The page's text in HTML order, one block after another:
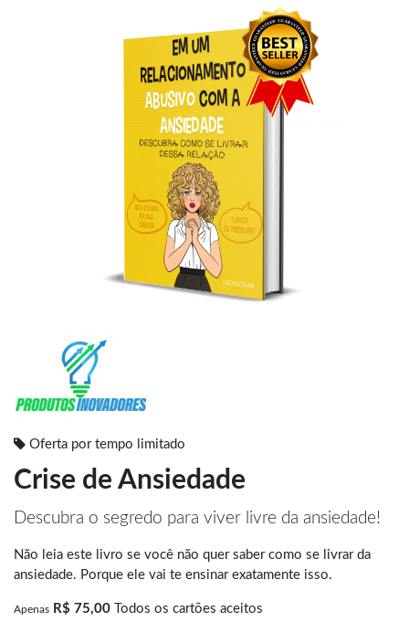
Oferta por tempo limitado
Crise de Ansiedade
Descubra o segredo para viver livre da ansiedade!
Não leia este livro se você não quer saber como se livrar da
ansiedade. Porque ele vai te ensinar exatamente isso.
Apenas R$ 75,00 Todos os cartões aceitos